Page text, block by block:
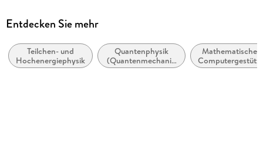
Autor/Autorin
Verlag/Hersteller
Springer Gabler
Entdecken Sie mehr
Teilchen- und
Hochenergiephysik
Quantenphysik
(Quantenmechanik
und
Mathematische /
/ Theoretische